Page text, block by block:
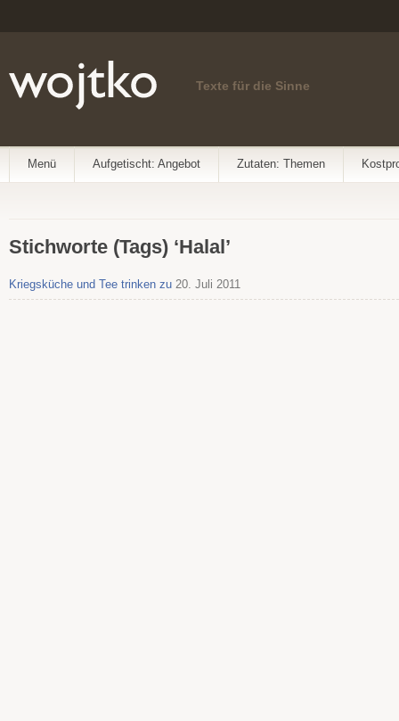
Texte für die Sinne
Menü Aufgetischt: Angebot Zutaten: Themen
Stichworte (Tags) ‘Halal’
Kriegsküche und Tee trinken zu 20. Juli 2011